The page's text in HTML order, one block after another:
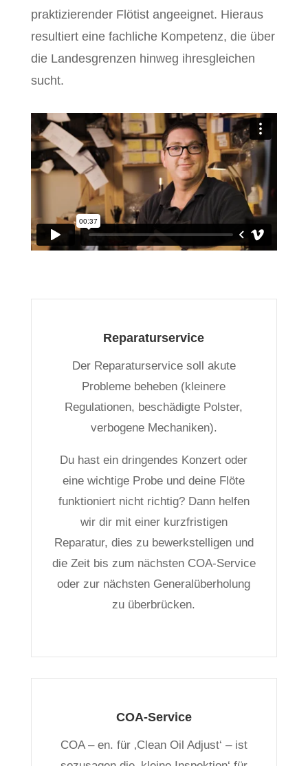
praktizierender Flötist angeeignet. Hieraus
resultiert eine fachliche Kompetenz, die über
die Landesgrenzen hinweg ihresgleichen
sucht.
Reparaturservice
Der Reparaturservice soll akute
Probleme beheben (kleinere
Regulationen, beschädigte Polster,
verbogene Mechaniken).
Du hast ein dringendes Konzert oder
eine wichtige Probe und deine Flöte
funktioniert nicht richtig? Dann helfen
wir dir mit einer kurzfristigen
Reparatur, dies zu bewerkstelligen und
die Zeit bis zum nächsten COA-Service
oder zur nächsten Generalüberholung
zu überbrücken.
COA-Service
COA – en. für ‚Clean Oil Adjust‘ – ist